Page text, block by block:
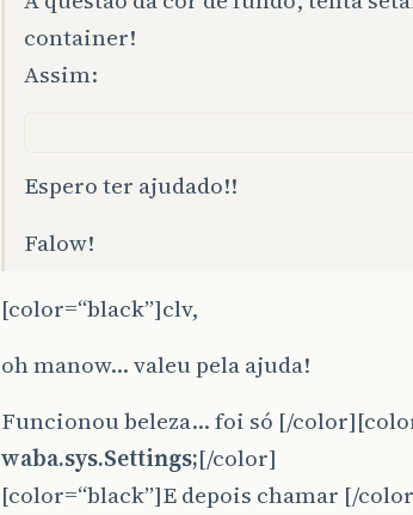
container!
Assim:
Espero ter ajudado!!
Falow!
[color=“black”]clv,
oh manow… valeu pela ajuda!
Funcionou beleza… foi só [/
waba.sys.Settings;[/color]
[color=“black”]E depois chamar [/